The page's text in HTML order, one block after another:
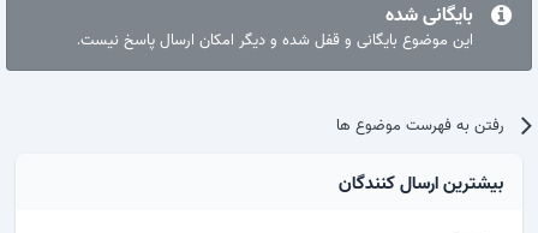
بایگانی شده
این موضوع بایگانی و قفل شده و دیگر امکان ارسال پاسخ نیست.
رفتن به فهرست موضوع ها
بیشترین ارسال کنندگان